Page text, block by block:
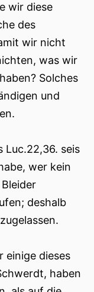
wir diese
des
wir nicht
was wir
Solches
und
Luc.22,36. seis
wer kein
deshalb
einige dieses
haben